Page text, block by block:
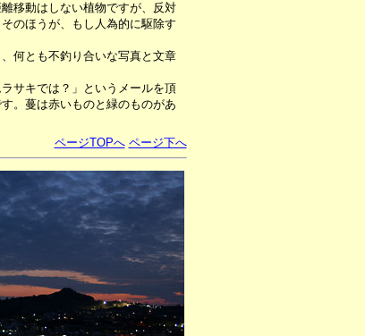
移動はしない植物ですが、反対
のほうが、もし人為的に駆除す
何とも不釣り合いな写真と文章
サキでは？」というメールを頂
。蔓は赤いものと緑のものがあ
ページTOPへ ページ下へ